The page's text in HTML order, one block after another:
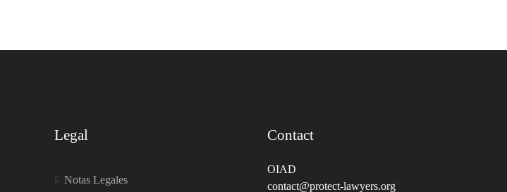
Legal
Notas Legales
Contact
OIAD
contact@protect-lawyers.org